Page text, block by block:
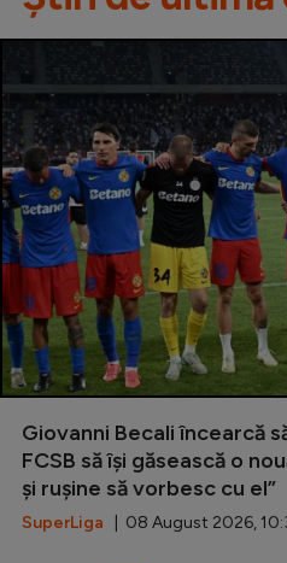
Giovanni Becali încearcă
FCSB să își găsească o
și rușine să vorbesc cu el”
SuperLiga | 08 August 2026,